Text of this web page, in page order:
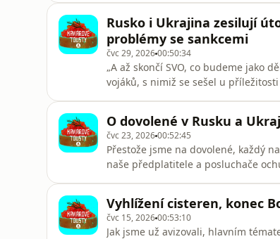
přinucení Ruska k míru“.
Rusko i Ukrajina zesilují
problémy se sankcemi
čvc 29, 202600:50:34
„A až skončí SVO, co budeme jako
vojáků, s nimiž se sešel u
úspěchy na frontě, o
O dovolené v Rusku a
čvc 23, 202600:52:45
Přestože jsme na dovolené, každý
naše předplatitele a posluchače
Kyjev má ví
Vyhlížení cisteren, konec
čvc 15, 202600:53:10
Jak jsme už avizovali, hlavním